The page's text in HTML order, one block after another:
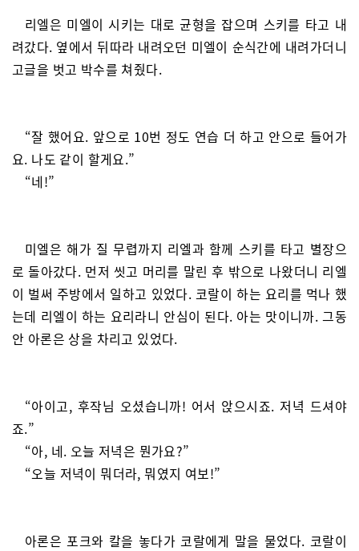
리엘은 미엘이 시키는 대로 균형을 잡으며 스키를 타고 내
려갔다. 옆에서 뒤따라 내려오던 미엘이 순식간에 내려가더니
고글을 벗고 박수를 쳐줬다.
“잘 했어요. 앞으로 10번 정도 연습 더 하고 안으로 들어가
요. 나도 같이 할게요.”
“네!”
미엘은 해가 질 무렵까지 리엘과 함께 스키를 타고 별장으
로 돌아갔다. 먼저 씻고 머리를 말린 후 밖으로 나왔더니 리엘
이 벌써 주방에서 일하고 있었다. 코랄이 하는 요리를 먹나 했
는데 리엘이 하는 요리라니 안심이 된다. 아는 맛이니까. 그동
안 아론은 상을 차리고 있었다.
“아이고, 후작님 오셨습니까! 어서 앉으시죠. 저녁 드셔야
죠.”
“아, 네. 오늘 저녁은 뭔가요?”
“오늘 저녁이 뭐더라, 뭐였지 여보!”
아론은 포크와 칼을 놓다가 코랄에게 말을 물었다. 코랄이